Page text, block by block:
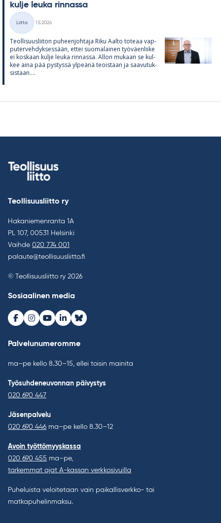
kulje leuka rin­nassa
Kategoriat
Liitto
1.5.2026
Teol­li­suus­lii­ton pu­heen­joh­taja Riku Aalto to­teaa vap­
pu­ter­veh­dyk­ses­sään, et­tei suo­ma­lai­nen työ­väen­liike
ei kos­kaan kulje leuka rin­nassa. Al­lon mu­kaan se kul­
kee aina pää pys­tyssä yl­peänä teois­taan ja saa­vu­tuk­
sis­taan....
Teollisuusliitto ry
Hakaniemenranta 1A
PL 107, 00531 Helsinki
Vaihde 020 774 001
palaute@teollisuusliitto.fi
© Teollisuusliitto ry 2026
Sosiaalinen media
Facebook
Instagram
Youtube
LinkedInBluesky
Palvelunumeromme
ma–pe kello 8.30–15, ellei toisin mainita
Työsuhdeneuvonnan päivystys
020 690 447
Jäsenpalvelu
020 690 446 ma–pe kello 8.30–12
Avoin työttömyyskassa
020 690 455 ma–pe,
tarkemmat ajat A-kassan verkkosivuilla
Puheluista veloitetaan vain paikallisverkko- tai
matkapuhelinmaksu.